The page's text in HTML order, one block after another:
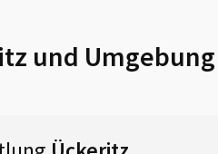
und Umgebung